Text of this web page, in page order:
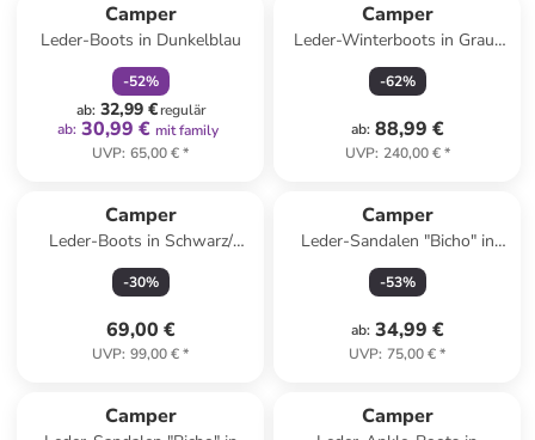
Camper
Leder-Boots in Dunkelblau
-52%
ab: 32,99 €regulär
ab: 30,99 € mit family
UVP: 65,00 €*
Camper
Leder-Winterboots in Grau/
Schwarz
-62%
ab: 88,99 €
UVP: 240,00 €*
Camper
Leder-Boots in Schwarz/
Orange
-30%
69,00 €
UVP: 99,00 €*
Camper
Leder-Sandalen "Bicho" in
Türkis/ Grün
-53%
ab: 34,99 €
UVP: 75,00 €*
Camper Camper